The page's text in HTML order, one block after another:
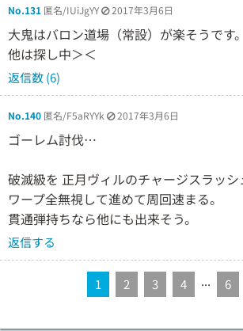
No.131 匿名/IUiJgYY 2017年3月6日
大鬼はバロン道場（常設）が楽そうです。
他は探し中＞＜
返信数 (6)
No.140 匿名/F5aRYYk 2017年3月6日
ゴーレム討伐…
破滅級を 正月ヴィルのチャージスラッ
ワープ全無視して進めて周回速まる。
貫通弾持ちなら他にも出来そう。
返信する
1 2 3 4 ... 6